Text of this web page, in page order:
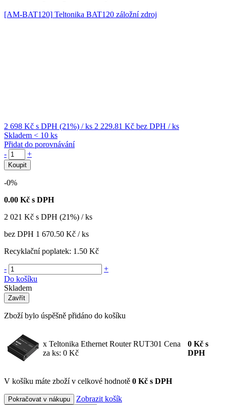
[AM-BAT120] Teltonika BAT120 záložní zdroj
2 698 Kč s DPH (21%) / ks 2 229.81 Kč bez DPH / ks
Skladem < 10 ks
Přidat do porovnávání
-
+
Koupit
-0%
0.00 Kč s DPH
2 021 Kč s DPH (21%) / ks
bez DPH 1 670.50 Kč / ks
Recyklační poplatek: 1.50 Kč
-
+
Do košíku
Skladem
Zavřít
Zboží bylo úspěšně přidáno do košíku
x Teltonika Ethernet Router RUT301 Cena
za ks: 0 Kč
0 Kč s
DPH
V košíku máte zboží v celkové hodnotě 0 Kč s DPH
Pokračovat v nákupu Zobrazit košík